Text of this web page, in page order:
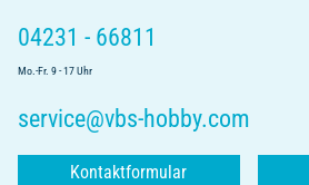
04231 - 66811
Mo.-Fr. 9 - 17 Uhr
service@vbs-hobby.com
Kontaktformular